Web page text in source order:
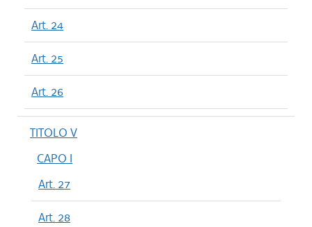
Art. 24
Art. 25
Art. 26
TITOLO V
CAPO I
Art. 27
Art. 28